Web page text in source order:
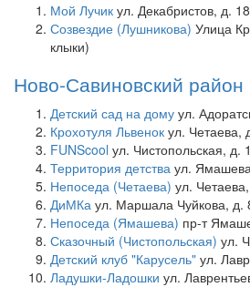
Мой Лучик ул. Декабристов, д.
Созвездие (Лушникова) Улица
клыки)
Ново-Савиновский район
Детский сад на дому ул.
Крохотуля Львенок ул. Четаева,
FUNScool ул. Чистопольская, д.
Территория детства ул.
Непоседа (Четаева) ул.
ДиМКа ул. Маршала Чуйкова, д.
Непоседа (Ямашева) пр-т
Сказочный (Чистопольская) ул.
Детский клуб "Карусель" ул.
Ладушки-Ладошки ул.